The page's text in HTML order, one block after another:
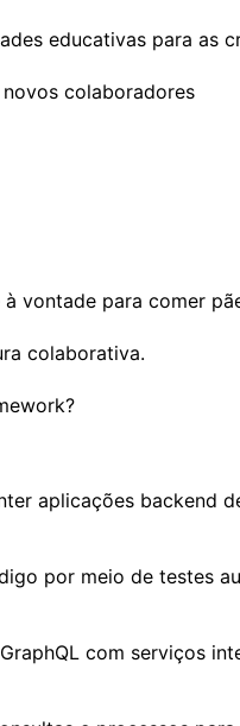
educativas para as
colaboradores
à vontade para comer
colaborativa.
aplicações backend
por meio de testes
com serviços